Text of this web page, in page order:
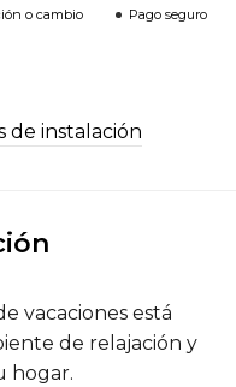
o cambio
Pago seguro
de instalación
vacaciones está
de relajación y
hogar.